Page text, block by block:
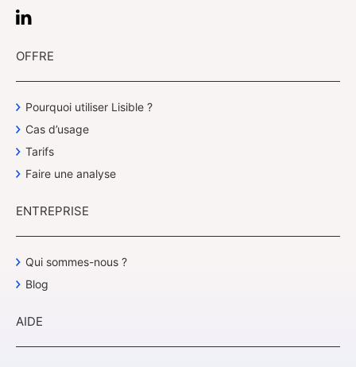
OFFRE
Pourquoi utiliser Lisible ?
Cas d’usage
Tarifs
Faire une analyse
ENTREPRISE
Qui sommes-nous ?
Blog
AIDE